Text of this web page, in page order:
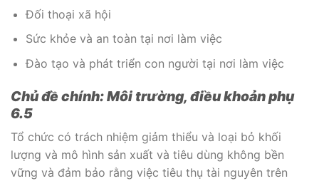
Đối thoại xã hội
Sức khỏe và an toàn tại nơi làm việc
Đào tạo và phát triển con người tại nơi làm việc
Chủ đề chính: Môi trường, điều khoản phụ
6.5
Tổ chức có trách nhiệm giảm thiểu và loại bỏ khối
lượng và mô hình sản xuất và tiêu dùng không bền
vững và đảm bảo rằng việc tiêu thụ tài nguyên trên